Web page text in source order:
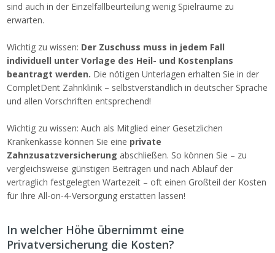
sind auch in der Einzelfallbeurteilung wenig Spielräume zu
erwarten.
Wichtig zu wissen: Der Zuschuss muss in jedem Fall
individuell unter Vorlage des Heil- und Kostenplans
beantragt werden. Die nötigen Unterlagen erhalten Sie in der
CompletDent Zahnklinik – selbstverständlich in deutscher Sprache
und allen Vorschriften entsprechend!
Wichtig zu wissen: Auch als Mitglied einer Gesetzlichen
Krankenkasse können Sie eine private
Zahnzusatzversicherung abschließen. So können Sie – zu
vergleichsweise günstigen Beiträgen und nach Ablauf der
vertraglich festgelegten Wartezeit – oft einen Großteil der Kosten
für Ihre All-on-4-Versorgung erstatten lassen!
In welcher Höhe übernimmt eine
Privatversicherung die Kosten?